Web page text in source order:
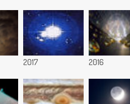
2017 2016